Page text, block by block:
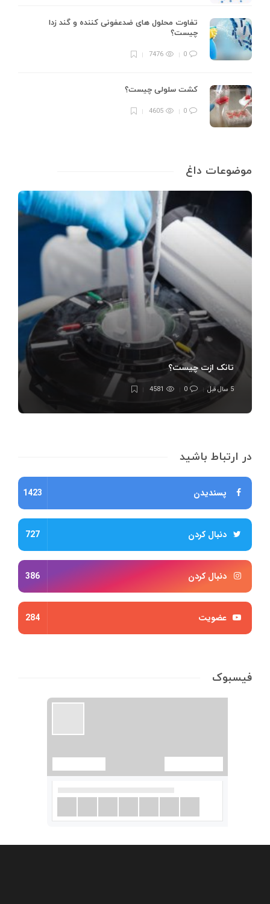
تفاوت محلول های ضدعفونی کننده و گند زدا
چیست؟
0
7476
کشت سلولی چیست؟
0
4605
موضوعات داغ
تانک ازت چیست؟
5 سال قبل 0
4581
در ارتباط باشید
پسندیدن 1423
دنبال کردن 727
دنبال کردن 386
عضویت 284
فیسبوک